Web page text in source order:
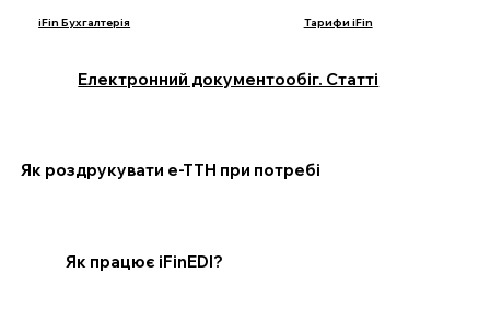
iFin Бухгалтерія Тарифи iFin
Електронний документообіг. Статті
Як роздрукувати е-ТТН при потребі
Як працює iFinEDI?